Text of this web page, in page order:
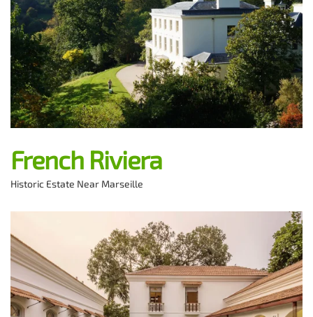
French Riviera
Historic Estate Near Marseille